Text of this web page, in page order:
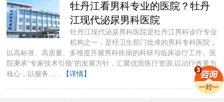
牡丹江看男科专业的医院？牡丹
江现代泌尿男科医院
牡丹江现代泌尿男科医院是牡丹江男科诊疗专业
机构之一，是经卫生部门批准的男科专科医院，
以高标准、高质量、多维度开展男科疾病的科研与临床诊疗工作。医
院秉承"专家技术引领"的发展方针，汇聚优质医疗资源;以治疗效果为
核心，以服务......
【详情】